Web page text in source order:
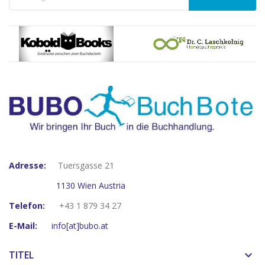
Adresse:
Tuersgasse 21
1130 Wien Austria
Telefon:
+43 1 879 34 27
E-Mail:
info[at]bubo.at
TITEL keyboard_arrow_down